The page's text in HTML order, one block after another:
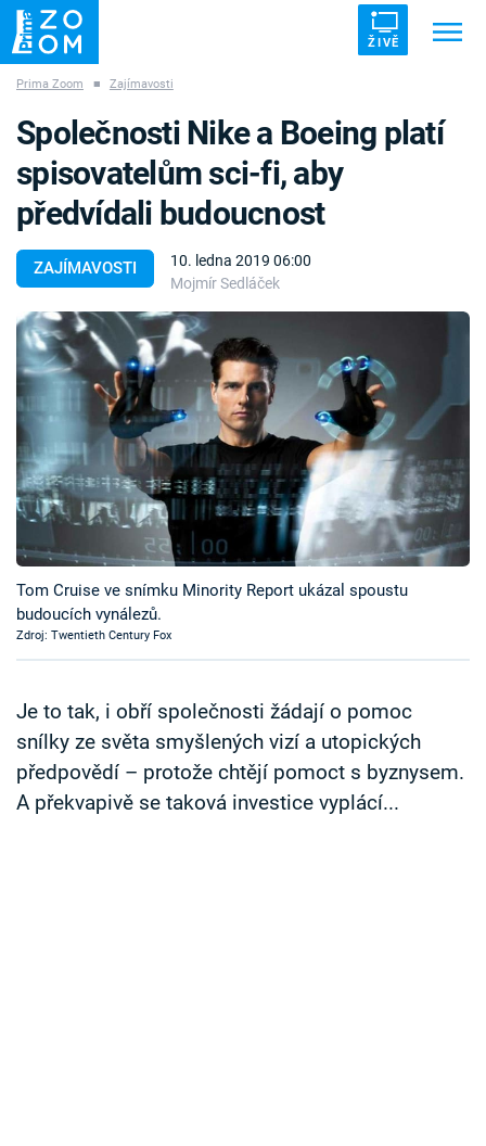
ŽIVĚ
ZÁHADY VETŘELCI DÁVNOVĚKU
Témata
Témata
Pořady
TV Program
Časopis
Sledujte prima+
Přihlášení
Sledujte nás
Prima Zoom ■ Zajímavosti
ZAJÍMAVOSTI
10. ledna 2019 06:00
Mojmír Sedláček
Společnosti Nike a Boeing platí
spisovatelům sci-fi, aby
předvídali budoucnost
Tom Cruise ve snímku Minority Report ukázal spoustu
budoucích vynálezů.
Zdroj: Twentieth Century Fox
Je to tak, i obří společnosti žádají o pomoc
snílky ze světa smyšlených vizí a utopických
předpovědí – protože chtějí pomoct s byznysem.
A překvapivě se taková investice vyplácí...